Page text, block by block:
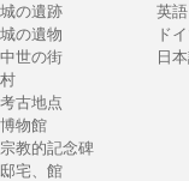
城の遺跡
城の遺物
中世の街
村
考古地点
博物館
宗教的記念碑
邸宅、館
英語
ド
日